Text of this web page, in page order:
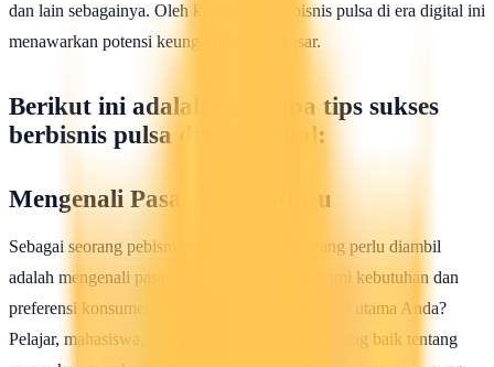
dan lain sebagainya. Oleh karena itu, berbisnis pulsa di era digital ini
menawarkan potensi keunggulan yang besar.
Berikut ini adalah beberapa tips sukses
berbisnis pulsa di era digital:
Mengenali Pasar yang Dituju
Sebagai seorang pebisnis, langkah pertama yang perlu diambil
adalah mengenali pasar yang akan dituju. Pahami kebutuhan dan
preferensi konsumen potensial. Siapa target pasar utama Anda?
Pelajar, mahasiswa, atau pekerja? Pemahaman yang baik tentang